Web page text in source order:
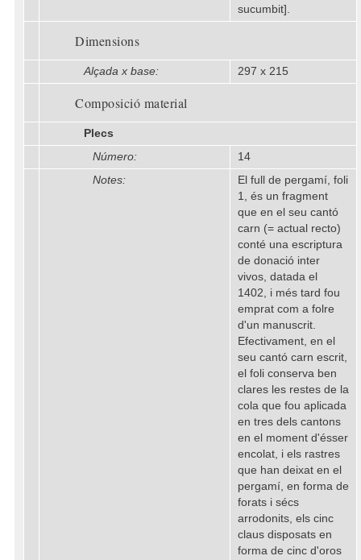
sucumbit].
Dimensions
Alçada x base: 297 x 215
Composició material
Plecs
Número:
14
Notes:
El full de pergamí, foli
1, és un fragment
que en el seu cantó
carn (= actual recto)
conté una escriptura
de donació inter
vivos, datada el
1402, i més tard fou
emprat com a folre
d'un manuscrit.
Efectivament, en el
seu cantó carn escrit,
el foli conserva ben
clares les restes de la
cola que fou aplicada
en tres dels cantons
en el moment d'ésser
encolat, i els rastres
que han deixat en el
pergamí, en forma de
forats i sécs
arrodonits, els cinc
claus disposats en
forma de cinc d'oros